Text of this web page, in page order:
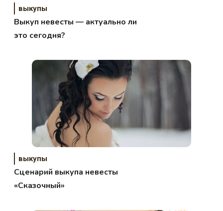
выкупы
Выкуп невесты — актуально ли
это сегодня?
выкупы
Сценарий выкупа невесты
«Сказочный»